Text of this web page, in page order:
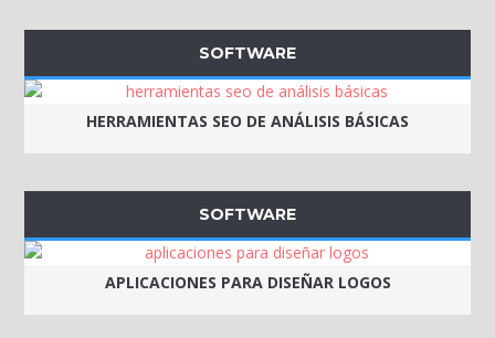
SOFTWARE
HERRAMIENTAS SEO DE ANÁLISIS BÁSICAS
SOFTWARE
APLICACIONES PARA DISEÑAR LOGOS